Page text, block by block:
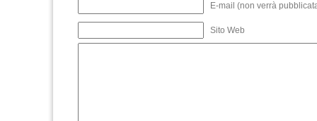
E-mail (non verrà
Sito Web